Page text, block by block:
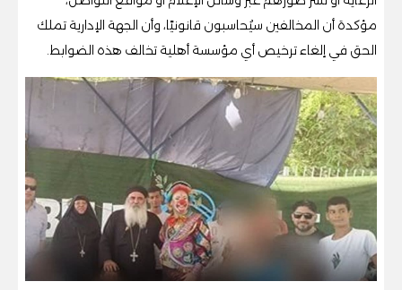
مؤكدة أن المخالفين سيُحاسبون قانونيًا، وأن الجهة الإدارية تملك
الحق في إلغاء ترخيص أي مؤسسة أهلية تخالف هذه الضوابط.